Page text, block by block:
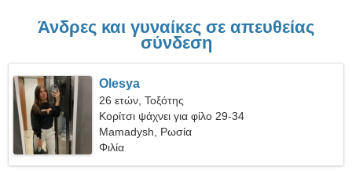
Άνδρες και γυναίκες σε απευθείας
σύνδεση
Olesya
26 ετών, Τοξότης
Κορίτσι ψάχνει για φίλο 29-34
Mamadysh, Ρωσία
Φιλία